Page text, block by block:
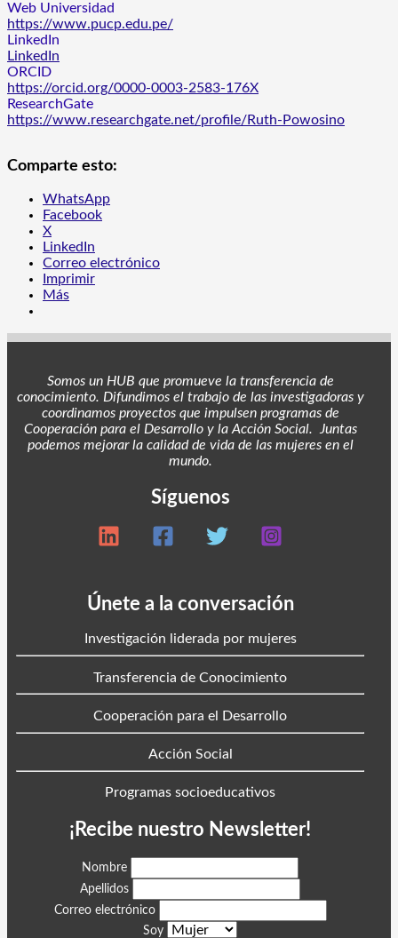
Web Universidad
https://www.pucp.edu.pe/
LinkedIn
LinkedIn
ORCID
https://orcid.org/0000-0003-2583-176X
ResearchGate
https://www.researchgate.net/profile/Ruth-Powosino
Comparte esto:
WhatsApp
Facebook
X
LinkedIn
Correo electrónico
Imprimir
Más
Somos un HUB que promueve la transferencia de
conocimiento. Difundimos el trabajo de las investigadoras y
coordinamos proyectos que impulsen programas de
Cooperación para el Desarrollo y la Acción Social. Juntas
podemos mejorar la calidad de vida de las mujeres en el
mundo.
Síguenos
Únete a la conversación
Investigación liderada por mujeres
Transferencia de Conocimiento
Cooperación para el Desarrollo
Acción Social
Programas socioeducativos
¡Recibe nuestro Newsletter!
Nombre
Apellidos
Correo electrónico
Soy